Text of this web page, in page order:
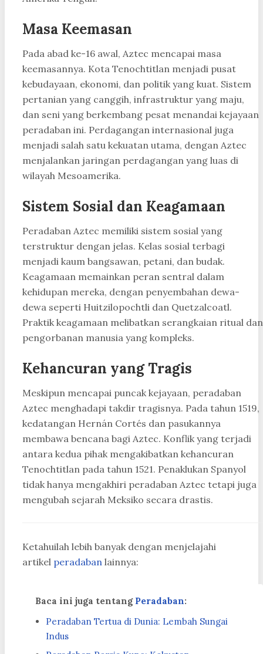
Masa Keemasan
Pada abad ke-16 awal, Aztec mencapai masa
keemasannya. Kota Tenochtitlan menjadi pusat
kebudayaan, ekonomi, dan politik yang kuat. Sistem
pertanian yang canggih, infrastruktur yang maju,
dan seni yang berkembang pesat menandai kejayaan
peradaban ini. Perdagangan internasional juga
menjadi salah satu kekuatan utama, dengan Aztec
menjalankan jaringan perdagangan yang luas di
wilayah Mesoamerika.
Sistem Sosial dan Keagamaan
Peradaban Aztec memiliki sistem sosial yang
terstruktur dengan jelas. Kelas sosial terbagi
menjadi kaum bangsawan, petani, dan budak.
Keagamaan memainkan peran sentral dalam
kehidupan mereka, dengan penyembahan dewa-
dewa seperti Huitzilopochtli dan Quetzalcoatl.
Praktik keagamaan melibatkan serangkaian ritual dan
pengorbanan manusia yang kompleks.
Kehancuran yang Tragis
Meskipun mencapai puncak kejayaan, peradaban
Aztec menghadapi takdir tragisnya. Pada tahun 1519,
kedatangan Hernán Cortés dan pasukannya
membawa bencana bagi Aztec. Konflik yang terjadi
antara kedua pihak mengakibatkan kehancuran
Tenochtitlan pada tahun 1521. Penaklukan Spanyol
tidak hanya mengakhiri peradaban Aztec tetapi juga
mengubah sejarah Meksiko secara drastis.
Ketahuilah lebih banyak dengan menjelajahi
artikel peradaban lainnya:
Baca ini juga tentang Peradaban:
Peradaban Tertua di Dunia: Lembah Sungai
Indus